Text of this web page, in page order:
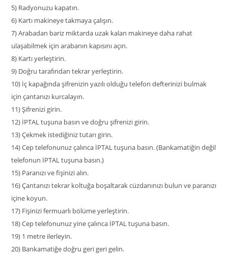
5) Radyonuzu kapatın.
6) Kartı makineye takmaya çalışın.
7)Arabadan bariz miktarda uzak kalan makineye daha rahat
ulaşabilmek için arabanın kapısını açın.
8) Kartı yerleştirin.
9) Doğru tarafından tekrar yerleştirin.
10) İç kapağında şifrenizin yazılı olduğu telefon defterinizi bulmak
için çantanızı kurcalayın.
11)Şifrenizi girin.
12) İPTAL tuşuna basın ve doğru şifrenizi girin.
13)Çekmek istediğiniz tutarı girin.
14)Cep telefonunuz çalınca İPTAL tuşuna basın. (Bankamatiğin değil
telefonun İPTAL tuşuna basın.)
15) Paranızı ve fişinizi alın.
16)Çantanızı tekrar koltuğa boşaltarak cüzdanınızı bulun ve paranızı
içine koyun.
17) Fişinizi fermuarlı bölüme yerleştirin.
18)Cep telefonunuz yine çalınca İPTAL tuşuna basın.
19) 1 metre ilerleyin.
20) Bankamatiğe doğru geri geri gelin.